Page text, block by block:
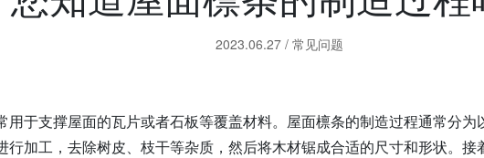
2023.06.27 / 常见问题
于支撑屋面的瓦片或者石板等覆盖材料。屋面檩条的制造过程通常分
加工，去除树皮、枝干等杂质，然后将木材锯成合适的尺寸和形状。